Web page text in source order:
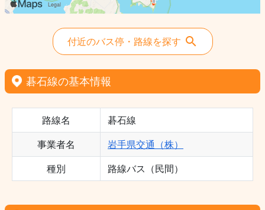
付近のバス停・路線を探す
碁石線の基本情報
路線名 碁石線
事業者名 岩手県交通（株）
種別 路線バス（民間）